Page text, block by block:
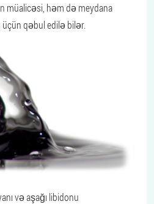
müalicəsi, həm də meydana
üçün qəbul edilə bilər.
və aşağı libidonu